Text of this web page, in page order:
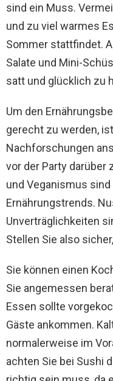
sind ein Muss.
und zu viel warmes
Sommer stattfindet.
Salate und Mini-
satt und glücklich zu
Um den
gerecht zu werden,
Nachforschungen
vor der Party darüber
und Veganismus
Ernährungstrends.
Unverträglichkeiten
Stellen Sie also
Sie können einen
Sie angemessen
Essen sollte
Gäste ankommen.
normalerweise im
achten Sie bei Sushi